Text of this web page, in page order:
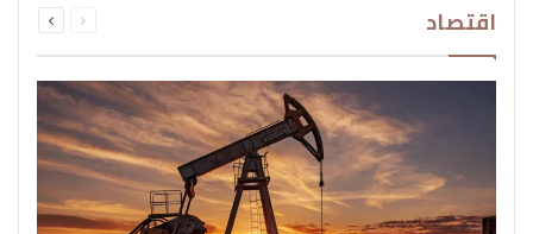
اقتصاد الصفحةالصفحة